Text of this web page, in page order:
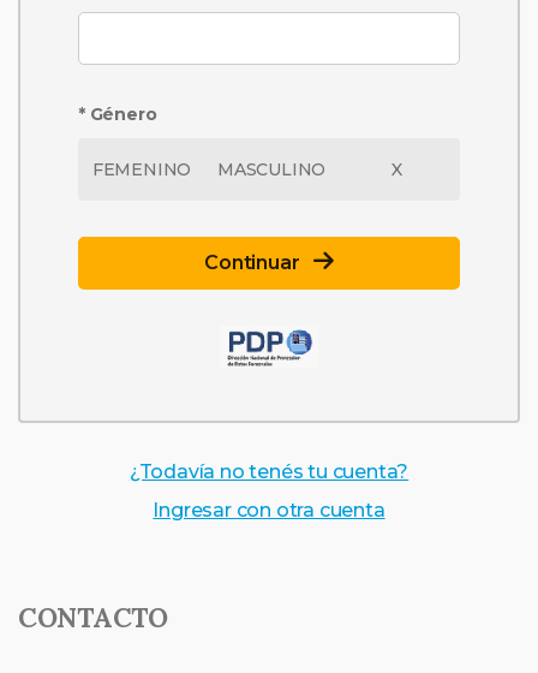
* Género
FEMENINO MASCULINO X
Continuar
¿Todavía no tenés tu cuenta?
Ingresar con otra cuenta
CONTACTO